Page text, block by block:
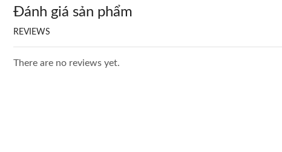
Đánh giá sản phẩm
REVIEWS
There are no reviews yet.